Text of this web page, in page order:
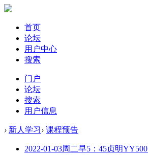
首页
论坛
用户中心
搜索
门户
论坛
搜索
用户信息
› 新人学习› 课程预告
2022-01-03周二早5：45贞明